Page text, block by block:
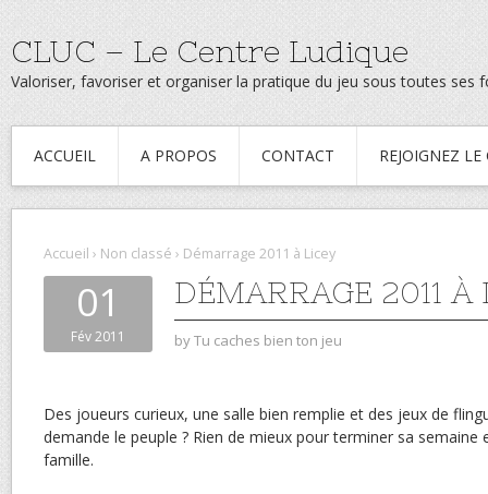
CLUC – Le Centre Ludique
Valoriser, favoriser et organiser la pratique du jeu sous toutes
ACCUEIL A PROPOS CONTACT REJOIGNEZ
Accueil › Non classé › Démarrage 2011 à Licey
01
Fév 2011
DÉMARRAGE 2011 À
byTu caches bien ton jeu
Des joueurs curieux, une salle bien remplie et des jeux de
demande le peuple ? Rien de mieux pour terminer sa
famille.